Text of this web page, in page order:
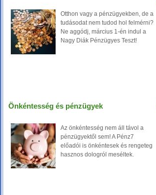
Otthon vagy a pénzügyekben, de a
tudásodat nem tudod hol felmérni?
Ne aggódj, március 1-én indul a
Nagy Diák Pénzügyes Teszt!
Önkéntesség és pénzügyek
Az önkéntesség nem áll távol a
pénzügyektől sem! A Pénz7
előadói is önkéntesek és rengeteg
hasznos dologról meséltek.